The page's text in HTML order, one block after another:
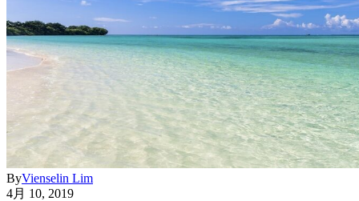
ByVienselin Lim
4月 10, 2019